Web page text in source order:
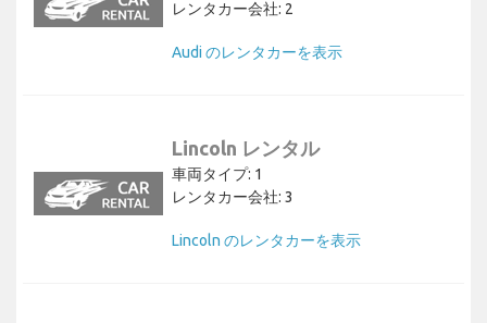
レンタカー会社: 2
Audi のレンタカーを表示
Lincoln レンタル
車両タイプ: 1
レンタカー会社: 3
Lincoln のレンタカーを表示